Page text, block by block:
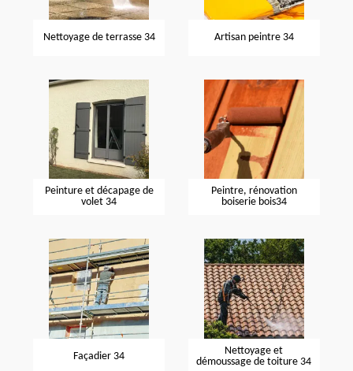
Nettoyage de terrasse 34 Artisan peintre 34
Peinture et décapage de
volet 34
Peintre, rénovation
boiserie bois34
Façadier 34
Nettoyage et
démoussage de toiture 34